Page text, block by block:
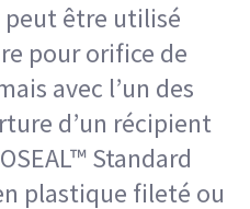
peut être utilisé
pour orifice de
avec l’un des
d’un récipient
Standard
plastique fileté ou